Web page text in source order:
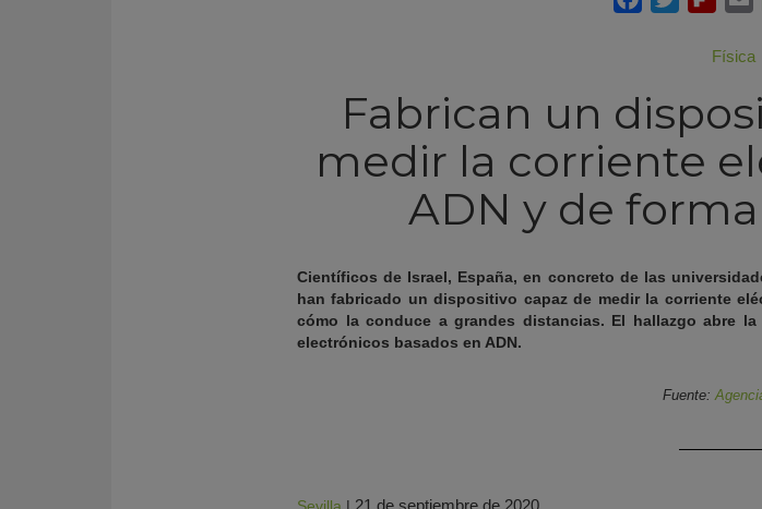
Física
Fabrican un
medir la corriente
ADN y de
Científicos de Israel, España, en concreto de las
han fabricado un dispositivo capaz de medir la corriente
cómo la conduce a grandes distancias. El hallazgo abre
electrónicos basados en ADN.
Fuente:
21 de septiembre de 2020